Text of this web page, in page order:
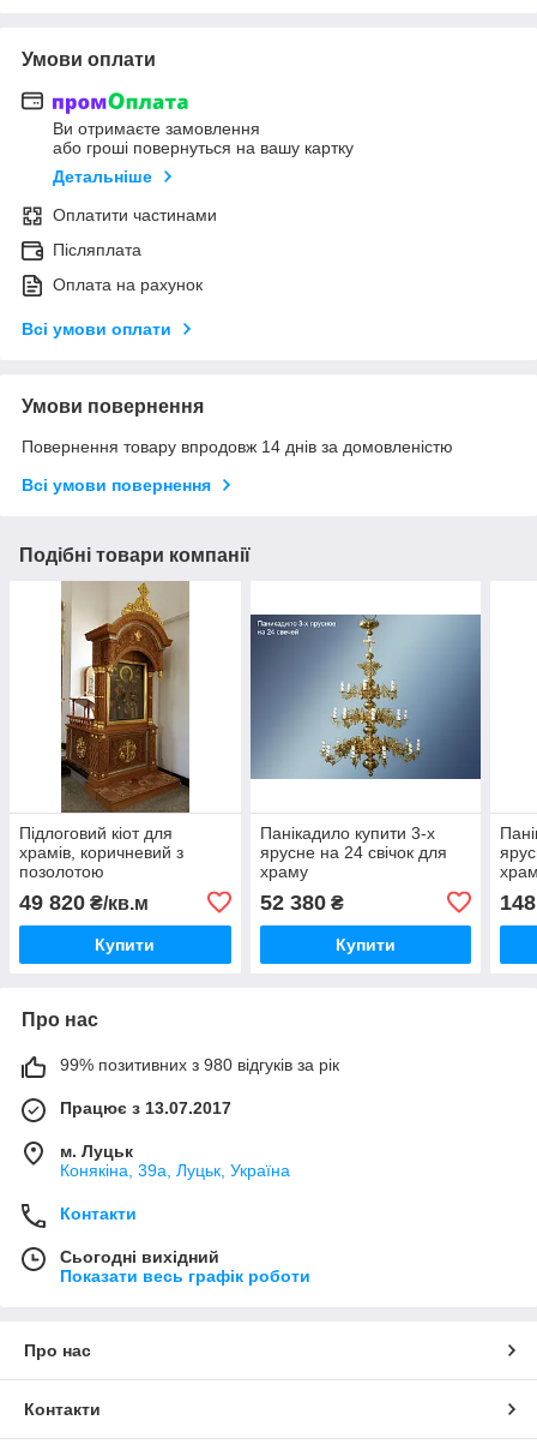
Умови оплати
Ви отримаєте замовлення
або гроші повернуться на вашу картку
Детальніше
Оплатити частинами
Післяплата
Оплата на рахунок
Всі умови оплати
Умови повернення
Повернення товару впродовж 14 днів за домовленістю
Всі умови повернення
Подібні товари компанії
Підлоговий кіот для
храмів, коричневий з
позолотою
49 820 ₴/кв.м
Купити
Панікадило купити 3-х
ярусне на 24 свічок для
храму
52 380₴
Купити
Про нас
99% позитивних з 980 відгуків за рік
Працює з 13.07.2017
м. Луцьк
Конякіна, 39а, Луцьк, Україна
Контакти
Сьогодні вихідний
Показати весь графік роботи
Про нас
Контакти